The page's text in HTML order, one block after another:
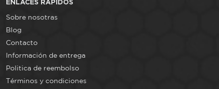
ENLACES RÁPIDOS
Sobre nosotras
Blog
Contacto
Información de entrega
Politica de reembolso
Términos y condiciones